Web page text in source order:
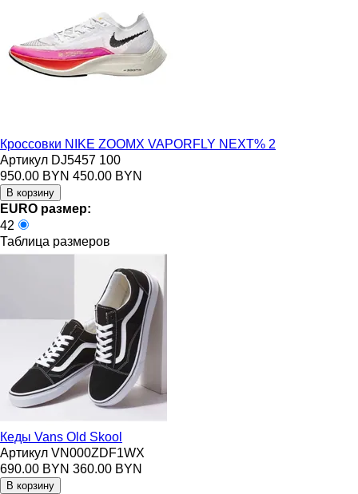
Кроссовки NIKE ZOOMX VAPORFLY NEXT% 2
Артикул DJ5457 100
950.00 BYN 450.00 BYN
EURO размер:
42
Таблица размеров
Кеды Vans Old Skool
Артикул VN000ZDF1WX
690.00 BYN 360.00 BYN